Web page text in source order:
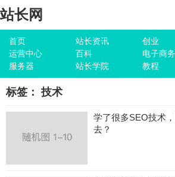
站长网
首页 站长资讯 创业
运营中心
百科 电子商务
服务器
站长学院 教程
标签： 技术
学了很多SEO技术
去？